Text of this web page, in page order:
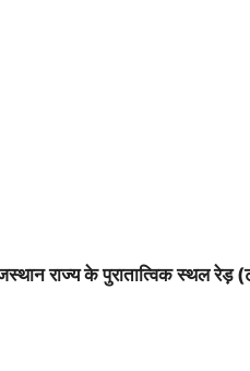
राज्य के पुरातात्विक स्थल रेड़